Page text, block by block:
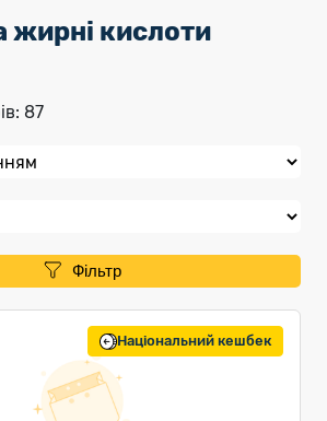
жирні кислоти
87
Фільтр
Національний кешбек